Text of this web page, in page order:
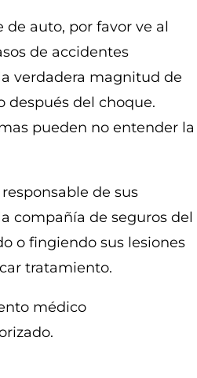
auto, por favor ve al
de accidentes
verdadera magnitud de
después del choque.
pueden no entender la
de sus
compañía de seguros del
o fingiendo sus lesiones
tratamiento.
médico